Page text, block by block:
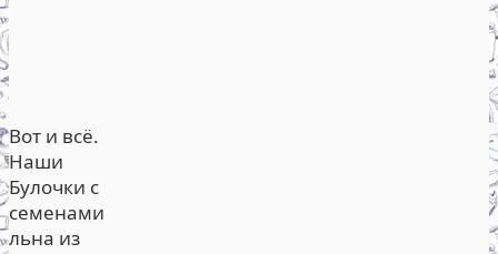
Вот и всё.
Наши
Булочки с
семенами
льна из